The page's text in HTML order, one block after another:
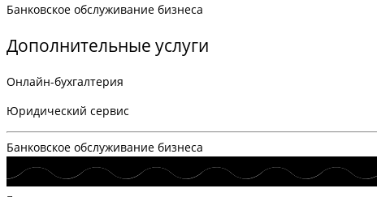
Банковское обслуживание бизнеса
Дополнительные услуги
Онлайн-бухгалтерия
Юридический сервис
Банковское обслуживание бизнеса